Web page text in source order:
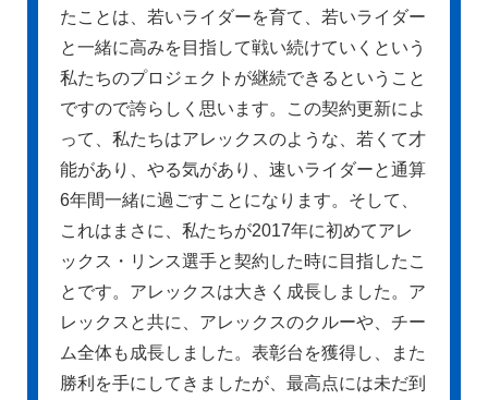
たことは、若いライダーを育て、若いライダー
と一緒に高みを目指して戦い続けていくという
私たちのプロジェクトが継続できるということ
ですので誇らしく思います。この契約更新によ
って、私たちはアレックスのような、若くて才
能があり、やる気があり、速いライダーと通算
6年間一緒に過ごすことになります。そして、
これはまさに、私たちが2017年に初めてアレ
ックス・リンス選手と契約した時に目指したこ
とです。アレックスは大きく成長しました。ア
レックスと共に、アレックスのクルーや、チー
ム全体も成長しました。表彰台を獲得し、また
勝利を手にしてきましたが、最高点には未だ到